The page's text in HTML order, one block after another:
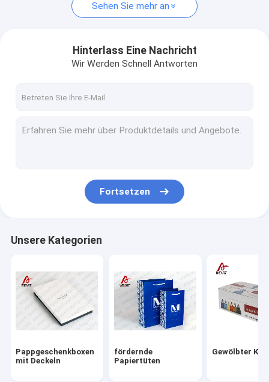
fördernde Papiertüten
Kunstpapiertüten
Non-Woven Taschen Carry
personifizierte Papierfördermaschinentaschen
Papier-Geschenktüten
Recyclingpapier-Geschenkbox
kundengebundener Papierkasten
Papierschmuckkästchen
Sehen Sie mehr an
Hinterlass Eine Nachricht
Wir Werden Schnell Antworten
Fortsetzen
Unsere Kategorien
Pappgeschenkboxen
mit Deckeln
fördernde
Papiertüten
Gewölbter